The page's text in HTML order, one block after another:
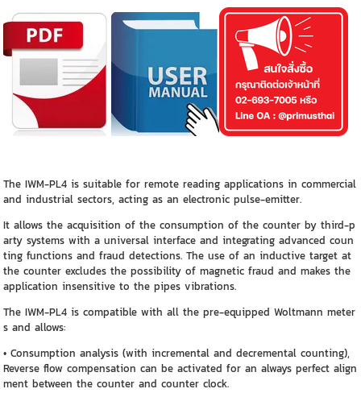
The IWM-PL4 is suitable for remote reading applications in commercial
and industrial sectors, acting as an electronic pulse-emitter.
It allows the acquisition of the consumption of the counter by third-p
arty systems with a universal interface and integrating advanced coun
ting functions and fraud detections. The use of an inductive target at
the counter excludes the possibility of magnetic fraud and makes the
application insensitive to the pipes vibrations.
The IWM-PL4 is compatible with all the pre-equipped Woltmann meter
s and allows:
• Consumption analysis (with incremental and decremental counting),
Reverse flow compensation can be activated for an always perfect align
ment between the counter and counter clock.